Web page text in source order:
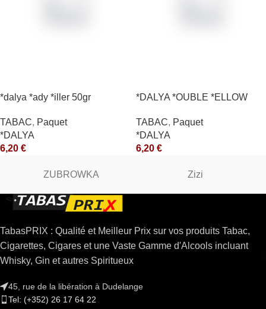
*dalya *ady *iller 50gr
TABAC, Paquet
*DALYA
6,20 €
*DALYA *OUBLE *ELLOW
TABAC, Paquet
*DALYA
6,20 €
ZUBROWKA Zizi
TabasPRIX : Qualité et Meilleur Prix sur vos produits Tabac,
Cigarettes, Cigares et une Vaste Gamme d'Alcools incluant
Whisky, Gin et autres Spiritueux
45, rue de la libération à Dudelange
Tel: (+352) 26 17 64 22